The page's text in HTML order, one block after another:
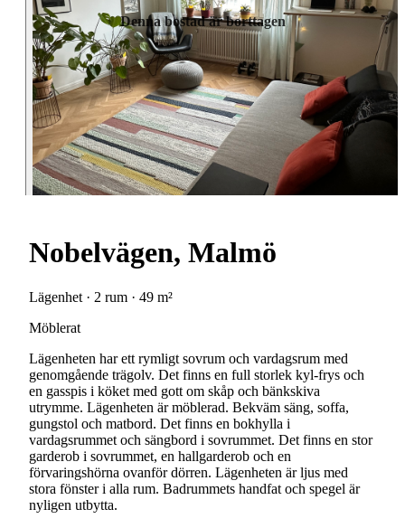
Denna bostad är borttagen
Nobelvägen, Malmö
Lägenhet · 2 rum · 49 m²
Möblerat
Lägenheten har ett rymligt sovrum och vardagsrum med
genomgående trägolv. Det finns en full storlek kyl-frys och
en gasspis i köket med gott om skåp och bänkskiva
utrymme. Lägenheten är möblerad. Bekväm säng, soffa,
gungstol och matbord. Det finns en bokhylla i
vardagsrummet och sängbord i sovrummet. Det finns en stor
garderob i sovrummet, en hallgarderob och en
förvaringshörna ovanför dörren. Lägenheten är ljus med
stora fönster i alla rum. Badrummets handfat och spegel är
nyligen utbytta.